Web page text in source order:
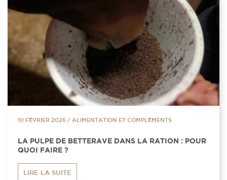
10 FÉVRIER 2026 / ALIMENTATION ET COMPLÉMENTS
LA PULPE DE BETTERAVE DANS LA RATION : POUR
QUOI FAIRE ?
LIRE LA SUITE